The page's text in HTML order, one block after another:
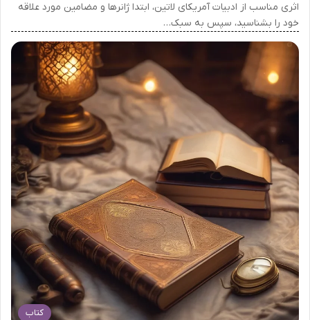
اثری مناسب از ادبیات آمریکای لاتین، ابتدا ژانرها و مضامین مورد علاقه
خود را بشناسید، سپس به سبک…
کتاب